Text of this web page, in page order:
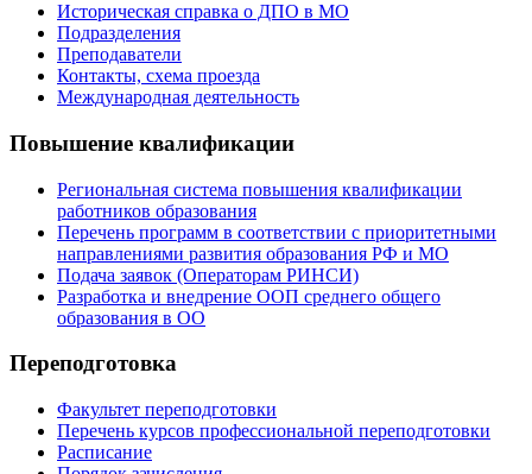
Историческая справка о ДПО в МО
Подразделения
Преподаватели
Контакты, схема проезда
Международная деятельность
Повышение квалификации
Региональная система повышения квалификации
работников образования
Перечень программ в соответствии с приоритетными
направлениями развития образования РФ и МО
Подача заявок (Операторам РИНСИ)
Разработка и внедрение ООП среднего общего
образования в ОО
Переподготовка
Факультет переподготовки
Перечень курсов профессиональной переподготовки
Расписание